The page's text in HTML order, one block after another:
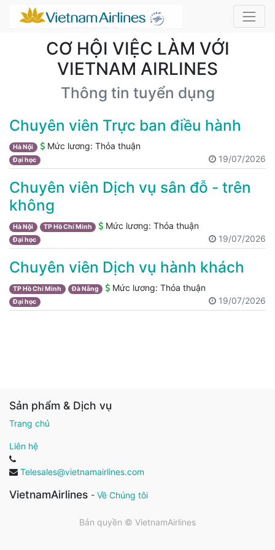
CƠ HỘI VIỆC LÀM VỚI
VIETNAM AIRLINES
Thông tin tuyển dụng
Chuyên viên Trực ban điều hành
Hà Nội Mức lương: Thỏa thuận
Đại học 19/07/2026
Chuyên viên Dịch vụ sân đỗ - trên
không
Hà Nội TP Hồ Chí Minh Mức lương:Thỏa thuận
Đại học 19/07/2026
Chuyên viên Dịch vụ hành khách
TP Hồ Chí Minh Đà Nẵng Mức lương:Thỏa thuận
Đại học 19/07/2026
Sản phẩm & Dịch vụ
Trang chủ
Liên hệ
Telesales@vietnamairlines.com
VietnamAirlines - Về Chúng tôi
Bản quyền © VietnamAirlines